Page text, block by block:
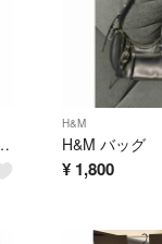
柄 浴衣 単品
H&M
H&M バッグ
¥ 1,800